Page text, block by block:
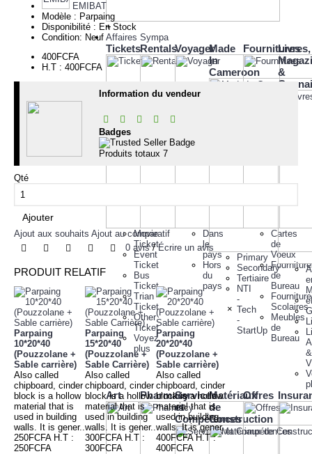
+
Affaires Sympa
Tickets
Movie
Ticket
Event
Ticket
Bus
Ticket
Trian
Ticket
Other
Ticket
Voyez
plus
RentalsVoyager
Dans
le
pays
Hors
du
pays
Made
In
Cameroon
Primary
Secondary
Tertiaire
NTI
-
Tech
-
StartUp
Fournitures
Cartes
de
Voeux
de
Bureau
Scolaires
Meubles
de
Bureau
Livres,
&
&
Art PharmacyServices
et
Compétences
Matériaux
de
Construction
Offres
EMIBAT
Modèle : Parpaing
Disponibilité : En Stock
Condition: Neuf
400FCFA
H.T : 400FCFA
Information du vendeur
Badges
Produits totaux 7
Qté
Ajouter
Ajout aux souhaits Ajout au comparatif
0 avis/Écrire un avis
PRODUIT RELATIF
Parpaing
10*20*40
(Pouzzolane +
Sable carrière)
Also called
chipboard, cinder
block is a hollow
material that is
used in building
walls. It is gener..
250FCFA H.T :
250FCFA
Parpaing
15*20*40
(Pouzzolane +
Sable Carrière)
Also called
chipboard, cinder
block is a hollow
material that is
used in building
walls. It is gener..
300FCFA H.T :
300FCFA
Parpaing
20*20*40
(Pouzzolane +
Sable carrière)
Also called
chipboard, cinder
block is a hollow
material that is
used in building
walls. It is gener..
400FCFAH.T :
400FCFA
×